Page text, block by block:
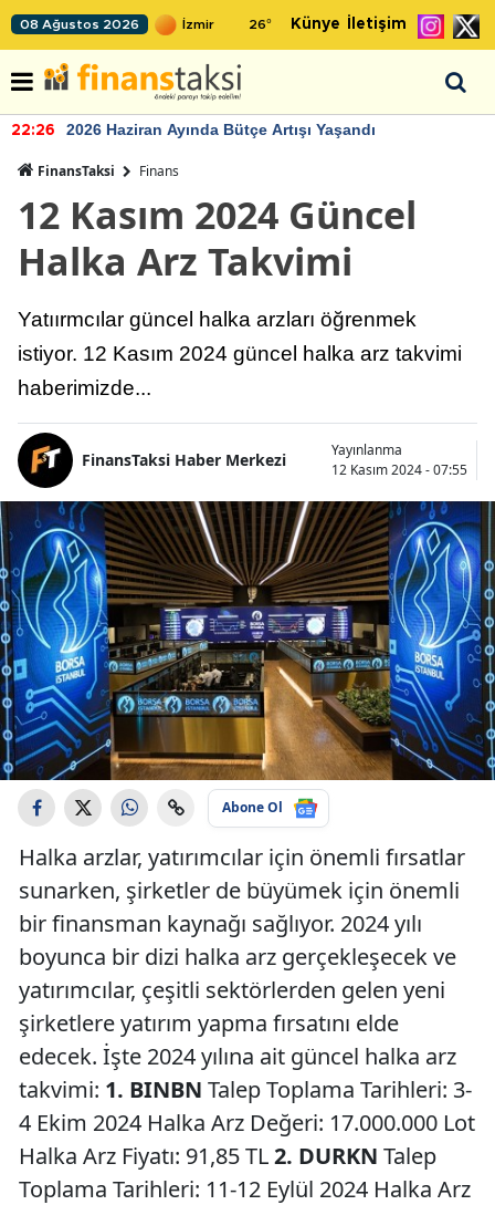
08 Ağustos 2026 26° Künye İletişim
22:26 2026 Haziran Ayında Bütçe Artışı Yaşandı
FinansTaksi Finans
12 Kasım 2024 Güncel
Halka Arz Takvimi
Yatıırmcılar güncel halka arzları öğrenmek
istiyor. 12 Kasım 2024 güncel halka arz takvimi
haberimizde...
FinansTaksi Haber Merkezi
Yayınlanma
12 Kasım 2024 - 07:55
Abone Ol
Halka arzlar, yatırımcılar için önemli fırsatlar
sunarken, şirketler de büyümek için önemli
bir finansman kaynağı sağlıyor. 2024 yılı
boyunca bir dizi halka arz gerçekleşecek ve
yatırımcılar, çeşitli sektörlerden gelen yeni
şirketlere yatırım yapma fırsatını elde
edecek. İşte 2024 yılına ait güncel halka arz
takvimi: 1. BINBN Talep Toplama Tarihleri: 3-
4 Ekim 2024 Halka Arz Değeri: 17.000.000 Lot
Halka Arz Fiyatı: 91,85 TL2. DURKN Talep
Toplama Tarihleri: 11-12 Eylül 2024 Halka Arz